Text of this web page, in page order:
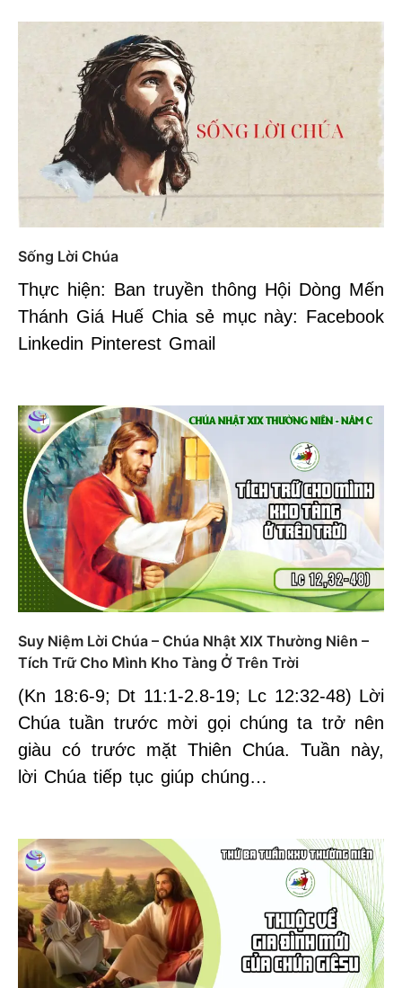
Sống Lời Chúa
Thực hiện: Ban truyền thông Hội Dòng Mến
Thánh Giá Huế Chia sẻ mục này: Facebook
Linkedin Pinterest Gmail
Suy Niệm Lời Chúa – Chúa Nhật XIX Thường Niên –
Tích Trữ Cho Mình Kho Tàng Ở Trên Trời
(Kn 18:6-9; Dt 11:1-2.8-19; Lc 12:32-48) Lời
Chúa tuần trước mời gọi chúng ta trở nên
giàu có trước mặt Thiên Chúa. Tuần này,
lời Chúa tiếp tục giúp chúng…